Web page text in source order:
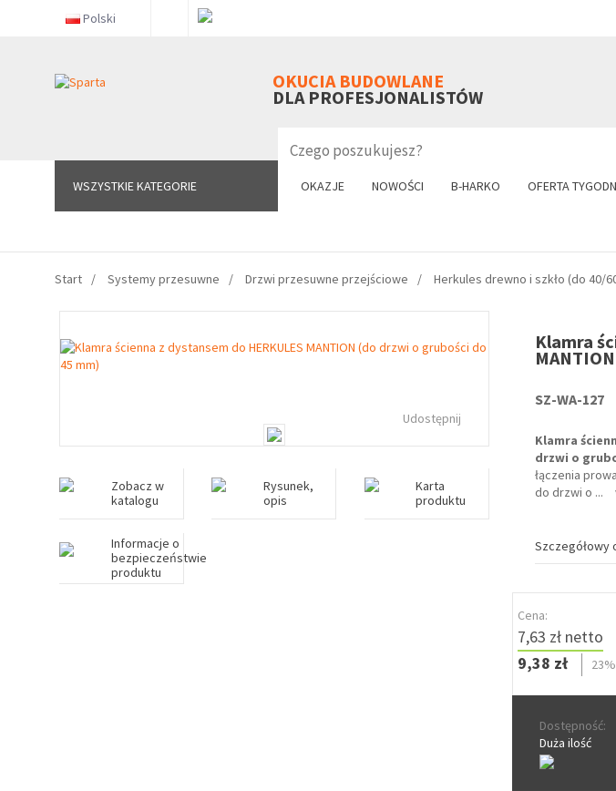
Polski
OKUCIA BUDOWLANE
DLA PROFESJONALISTÓW
WSZYSTKIE KATEGORIE OKAZJE NOWOŚCI B-HARKO OFERTA
WSZYSTKIE KATEGORIE
Start Systemy przesuwne Drzwi przesuwne przejściowe Herkules drewno i szkło (do 40/
Udostępnij
Zobacz w
katalogu
Rysunek,
opis
Karta
produktu
Informacje o
bezpieczeństwie
produktu
Klamra
SZ-WA-127
Klamra
drzwi o
łączenia
do drzwi o ...
Szczegółowy
Cena:
7,63 zł netto
9,38 zł
23%
Dostępność:
Duża ilość